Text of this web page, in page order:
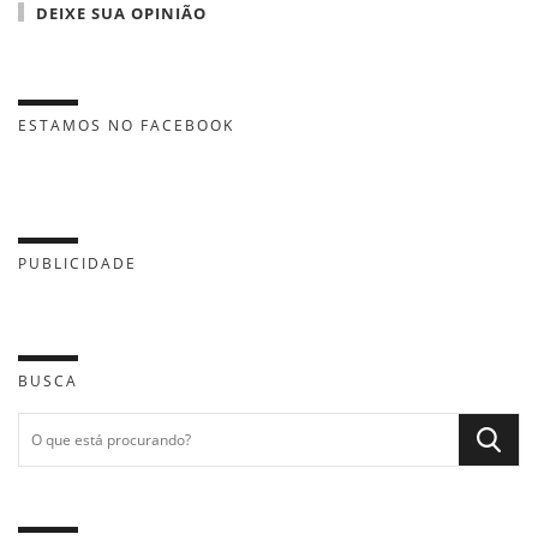
DEIXE SUA OPINIÃO
ESTAMOS NO FACEBOOK
PUBLICIDADE
BUSCA